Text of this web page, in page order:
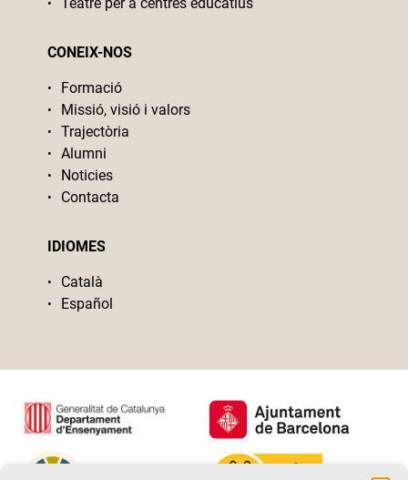
Teatre per a centres educatius
CONEIX-NOS
Formació
Missió, visió i valors
Trajectòria
Alumni
Noticies
Contacta
IDIOMES
Català
Español